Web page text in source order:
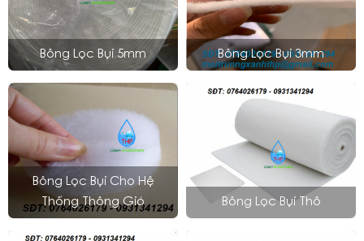
Bông Lọc Bụi 5mm Bông Lọc Bụi 3mm
Bông Lọc Bụi Cho Hệ
Thống Thông Gió
Bông Lọc Bụi Thô